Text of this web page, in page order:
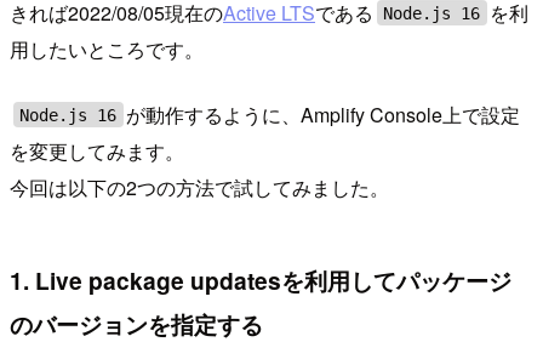
きれば2022/08/05現在のActive LTSである Node.js 16
を利
用したいところです。
Node.js 16 が動作するように、Amplify Console上で設定
を変更してみます。
今回は以下の2つの方法で試してみました。
1. Live package updatesを利用してパッケージ
のバージョンを指定する